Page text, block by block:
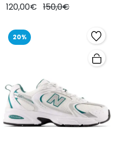
120,00€ 150,0€
20%